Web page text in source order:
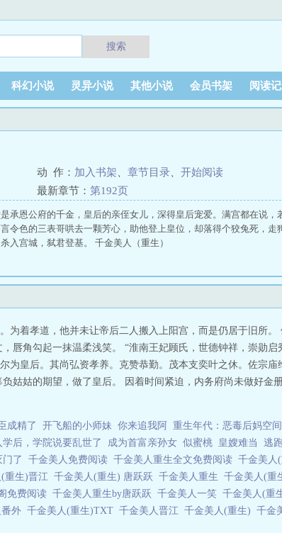
搜索
科幻小说 灵异小说 其他小说 会员书架 阅读
动 作： 加入书架 章节目录
开始阅读
最新章节： 第192页
承恩公府的千金，皇后的亲侄女儿，深得皇后宠爱。满宫都在说，
令色的三表哥哄去一颗芳心，助他登上皇位，却落得个狡兔死，走
入宫城，弑君登基。 千金美人（重生）
为着孝道，他并未让帝后二人搬入上阳宫，而是仍居于旧所。
唇角勾起一抹温柔浅笑。 “淮南王妃顾氏，世德钟祥，崇勋启
皇后。其尚弘资孝养。克赞恭勤。茂本支奕叶之休。佐宗庙
姑姑的期望，做了皇后。 因着时间紧迫，内务府尚未做好金
成精了 开飞船的小师妹 你来追我阿 重生年代：恶毒后妈空
学后，学院说要乱世了 成为首富亲孙女 似蜜桃 皇嫂难当
逃
了 千金美人免费阅读 千金美人重生全文免费阅读 千金美人
重生)晋江 千金美人(重生) 唐跃跃 千金美人重生 千金美人(重
免费阅读 千金美人重生by唐跃跃 千金美人一笑 千金美人(重
外 千金美人(重生)TXT 千金美人晋江 千金美人(重生) 千金